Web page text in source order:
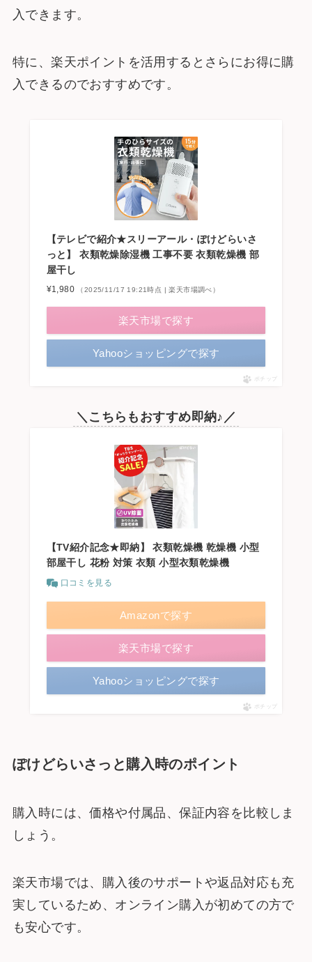
入できます。
特に、楽天ポイントを活用するとさらにお得に購
入できるのでおすすめです。
【テレビで紹介★スリーアール・ぽけどらいさ
っと】 衣類乾燥除湿機 工事不要 衣類乾燥機 部
屋干し
¥1,980 （2025/11/17 19:21時点 | 楽天市場調べ）
楽天市場で探す
Yahooショッピングで探す
ポチップ
＼こちらもおすすめ即納♪／
【TV紹介記念★即納】 衣類乾燥機 乾燥機 小型
部屋干し 花粉 対策 衣類 小型衣類乾燥機
口コミを見る
Amazonで探す
楽天市場で探す
Yahooショッピングで探す
ポチップ
ぽけどらいさっと購入時のポイント
購入時には、価格や付属品、保証内容を比較しま
しょう。
楽天市場では、購入後のサポートや返品対応も充
実しているため、オンライン購入が初めての方で
も安心です。